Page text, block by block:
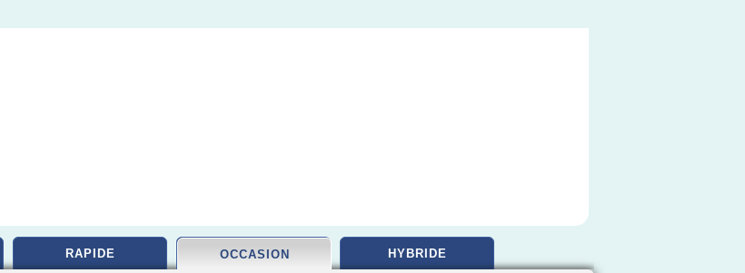
RAPIDE OCCASION HYBRIDE